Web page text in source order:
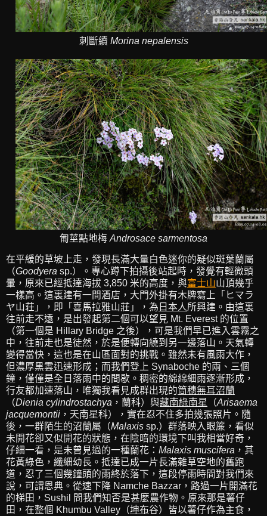
刺斷續 Morina nepalensis
匍莖點地梅 Androsace sarmentosa
在平緩的草坡上走，發現長滿大量白色迷你的疑似斑葉蘭屬
（Goodyera sp.）。專心蹲下拍攝後站起時，發覺有輕微頭
暈，原來已經抵達海拔 3,850 米的高度，與富士山山頂幾乎
一樣高。這裏建有一間酒店，大門外掛有木牌寫上「ヒマラ
ヤ山荘」，即「喜馬拉雅山莊」，為 日本人所興建。由這裏
往前走不遠，是出發起第二個可以望見 Mt. Everest 的位置
（第一個是 Hillary Bridge 之後），可是我們早已進入雲霧之
中，往前走也是徒然，於是便轉向繞到另一邊落山。天氣轉
變得當快，這也是在山區面對的挑戰。雖然未有風雨大作，
但濃厚黑雲迅速形成；而我們登上 Synaboche 的兩、三個
鐘，僅僅是全日落雨中的間歇。稠密的綿綿細雨逐漸形成，
行友都加速落山，唯獨我看見成群出現的筒穗無耳沼蘭
（Dienia cylindrostachya ，蘭科）與藏南綠南星 （Arisaema
jacquemontii ，天南星科），實在忍不住多拍幾張照片。隨
後，一群陌生的沼蘭屬（Malaxis sp.）群落映入眼簾，看似
未開花卻又似開花的狀態，在陰暗的環境下叫我相當好奇，
仔細一看，是未曾見過的一種蘭花： Malaxis muscifera ，其
花黃綠色，纖細幼長。抵達已成一片長滿雜草空地的舊跑
道，忍了三個幾鐘頭的雨終於落下，這段停雨時間對我們來
說，可謂恩典。從速下降 Namche Bazzar，路過一片開滿花
的梯田，Sushil 問我們知否是甚麼農作物。原來那是薯仔
田，在整個 Khumbu Valley（坤布谷）皆以薯仔作為主食，